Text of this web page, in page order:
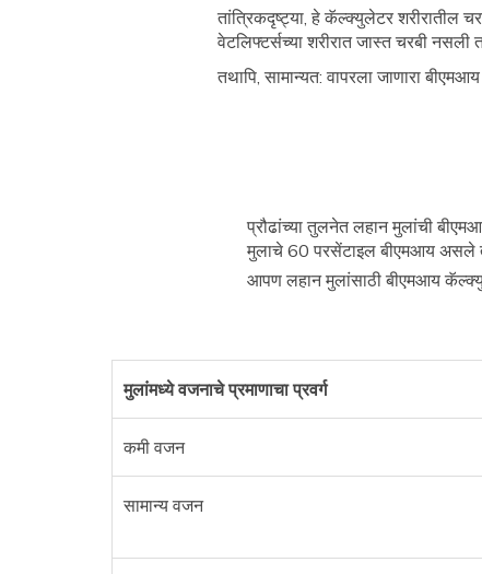
तांत्रिकदृष्ट्या, हे कॅल्क्युलेटर शरीरातील
वेटलिफ्टर्सच्या शरीरात जास्त चरबी नसली
तथापि, सामान्यत: वापरला जाणारा
प्रौढांच्या तुलनेत लहान मुलांची
मुलाचे 60 परसेंटाइल बीएमआय असले
आपण लहान मुलांसाठी बीएमआय
मुलांमध्ये वजनाचे प्रमाणाचा प्रवर्ग
कमी वजन
सामान्य वजन